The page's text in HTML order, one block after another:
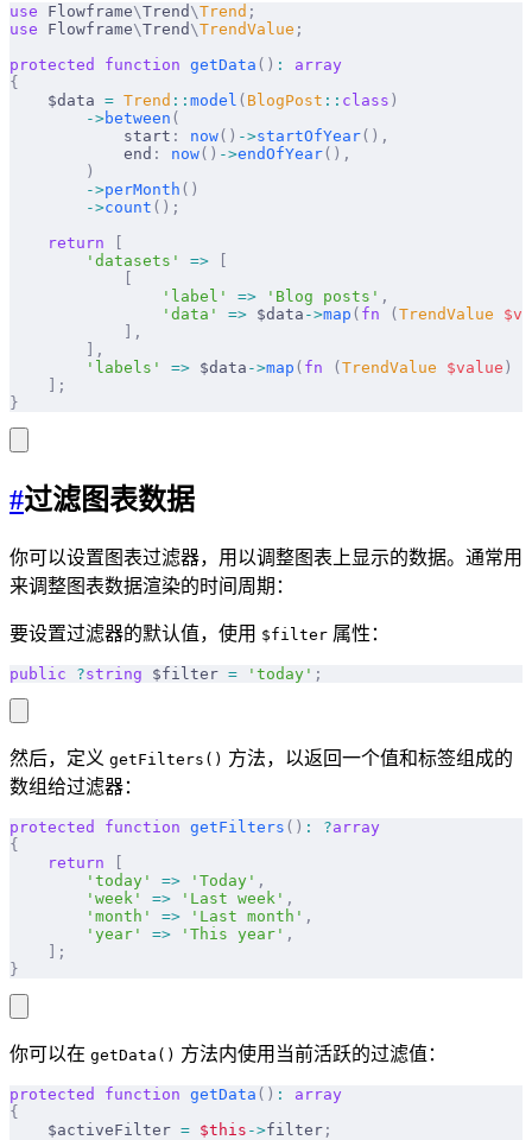
use Flowframe\Trend \Trend ;
use Flowframe\Trend \TrendValue ;
protected
function getData () :
array
{
    $data
= Trend :: model ( BlogPost :: class )
        ->
between (
            start
: now() ->startOfYear(),
            end
: now() ->endOfYear(),
        )
        ->
perMonth ()
        ->
count ();
    return
        'datasets'
=>
                'label'
=> 'Blog posts' ,
                'data'
=> $data ->map ( fn ( TrendValue $
            ],
        ],
        'labels'
=> $data ->map ( fn ( TrendValue $value )
    ];
}
#过滤图表数据
你可以设置图表过滤器，用以调整图表上显示的数据。通常用
来调整图表数据渲染的时间周期：
要设置过滤器的默认值，使用 $filter 属性：
public ?string $filter = 'today' ;
然后，定义 getFilters() 方法，以返回一个值和标签组成的
数组给过滤器：
protected function getFilters () : ?array
{
    return
[
        'today'
=> 'Today' ,
        'week'
=> 'Last week' ,
        'month'
=> 'Last month' ,
        'year'
=> 'This year' ,
    ];
}
你可以在 getData() 方法内使用当前活跃的过滤值：
protected function getData () :
array
{
    $activeFilter
= $this ->filter ;